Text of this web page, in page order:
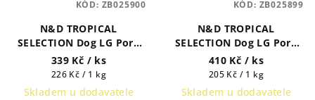
N&D TROPICAL
SELECTION Dog LG Pork
Adult Mini 1,5 kg
339 Kč / ks
Měrná
cena:
226 Kč / 1 kg
Skladem u dodavatele
KÓD: ZB025900
N&D TROPICAL
SELECTION Dog LG Pork
Adult Medium & Maxi 2
kg
410 Kč / ks
Měrná
cena:
205 Kč / 1 kg
Skladem u dodavatele
KÓD: ZB025899